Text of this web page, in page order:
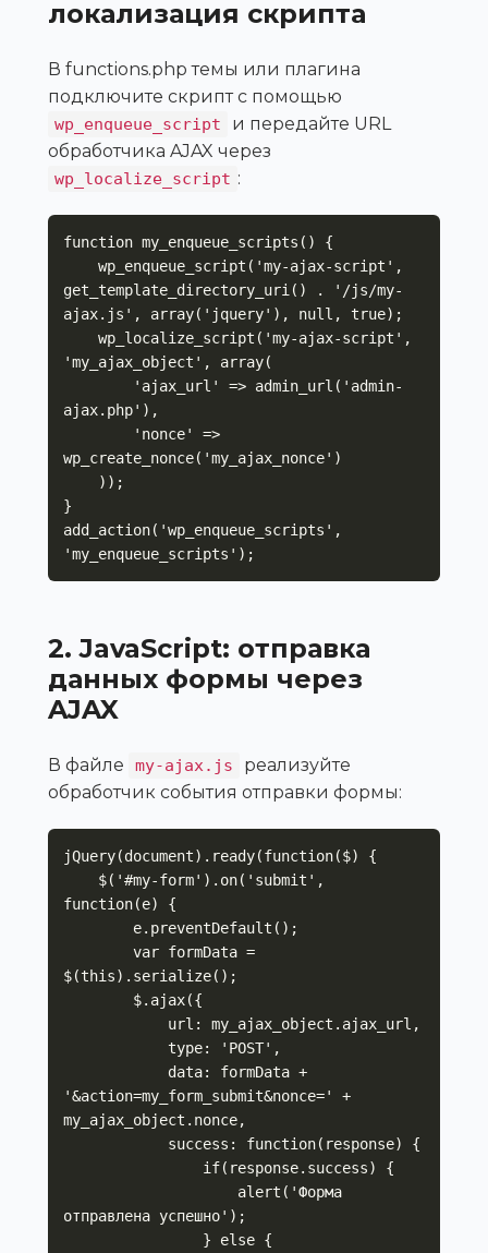
локализация скрипта
В functions.php темы или плагина
подключите скрипт с помощью
wp_enqueue_script
и передайте URL
обработчика AJAX через
wp_localize_script :
function my_enqueue_scripts() {
get_template_directory_uri() . '/js/my-
ajax.js', array('jquery'), null, true);
'my_ajax_object', array(
ajax.php'),
wp_create_nonce('my_ajax_nonce')
}
add_action('wp_enqueue_scripts',
'my_enqueue_scripts');
2. JavaScript: отправка
данных формы через
AJAX
В файле my-ajax.js
реализуйте
обработчик события отправки формы:
jQuery(document).ready(function($) {
function(e) {
$(this).serialize();
'&action=my_form_submit&nonce=' +
my_ajax_object.nonce,
отправлена успешно');